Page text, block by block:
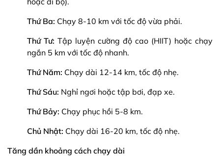
Thứ Ba: Chạy 8-10 km với tốc độ vừa phải.
Thứ Tư: Tập luyện cường độ cao (HIIT) hoặc chạy
ngắn 5 km với tốc độ nhanh.
Thứ Năm: Chạy dài 12-14 km, tốc độ nhẹ.
Thứ Sáu: Nghỉ ngơi hoặc tập bơi, đạp xe.
Thứ Bảy: Chạy phục hồi 5-8 km.
Chủ Nhật: Chạy dài 16-20 km, tốc độ nhẹ.
Tăng dần khoảng cách chạy dài